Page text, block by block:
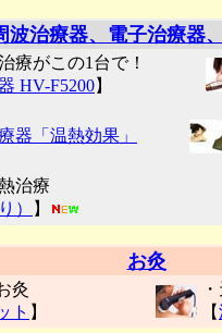
波治療器、電子治療器
療がこの1台で！
HV-F5200】
器「温熱効果」
治療
） 】
お灸
灸
ト 】
【